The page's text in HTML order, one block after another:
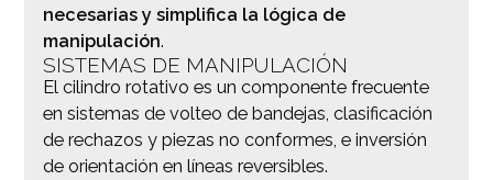
necesarias y simplifica la lógica de
manipulación.
SISTEMAS DE MANIPULACIÓN
El cilindro rotativo es un componente frecuente
en sistemas de volteo de bandejas, clasificación
de rechazos y piezas no conformes, e inversión
de orientación en líneas reversibles.